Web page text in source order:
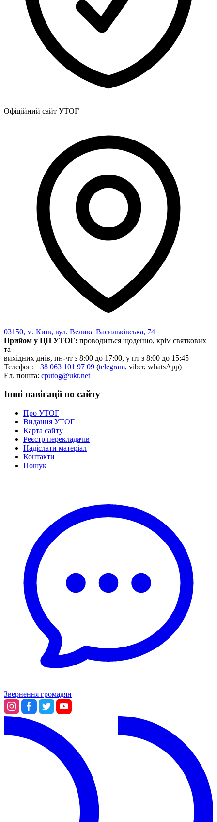
Офіційний сайт УТОГ
03150, м. Київ, вул. Велика Васильківська, 74
Прийом у ЦП УТОГ: проводиться щоденно, крім святкових
та
вихідних днів, пн-чт з 8:00 до 17:00, у пт з 8:00 до 15:45
Телефон: +38 063 101 97 09 (telegram, viber, whatsApp)
Ел. пошта: cputog@ukr.net
Інші навігації по сайту
Про УТОГ
Видання УТОГ
Карта сайту
Реєстр перекладачів
Надіслати матеріал
Контакти
Пошук
Звернення громадян